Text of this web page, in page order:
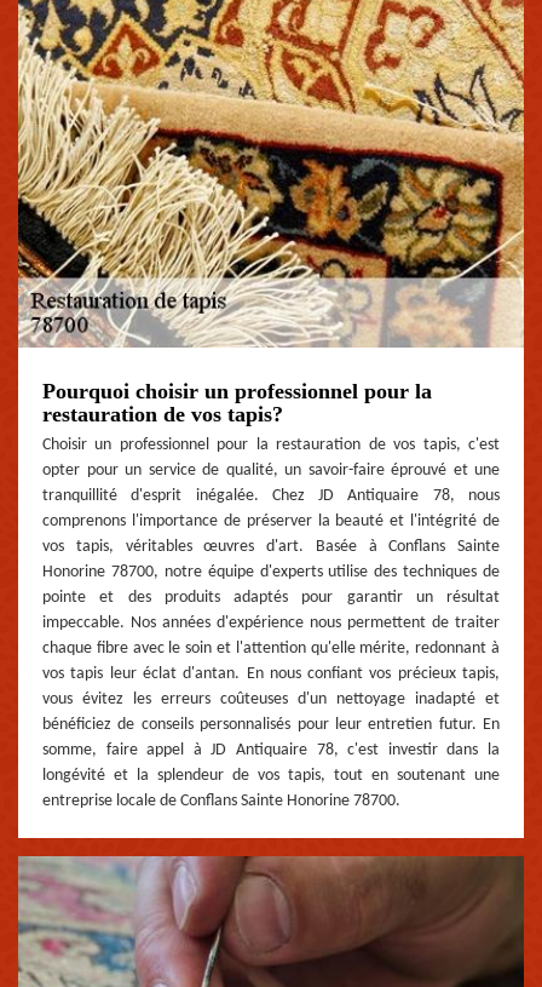
Pourquoi choisir un professionnel pour la
restauration de vos tapis?
Choisir un professionnel pour la restauration de vos tapis, c'est
opter pour un service de qualité, un savoir-faire éprouvé et une
tranquillité d'esprit inégalée. Chez JD Antiquaire 78, nous
comprenons l'importance de préserver la beauté et l'intégrité de
vos tapis, véritables œuvres d'art. Basée à Conflans Sainte
Honorine 78700, notre équipe d'experts utilise des techniques de
pointe et des produits adaptés pour garantir un résultat
impeccable. Nos années d'expérience nous permettent de traiter
chaque fibre avec le soin et l'attention qu'elle mérite, redonnant à
vos tapis leur éclat d'antan. En nous confiant vos précieux tapis,
vous évitez les erreurs coûteuses d'un nettoyage inadapté et
bénéficiez de conseils personnalisés pour leur entretien futur. En
somme, faire appel à JD Antiquaire 78, c'est investir dans la
longévité et la splendeur de vos tapis, tout en soutenant une
entreprise locale de Conflans Sainte Honorine 78700.